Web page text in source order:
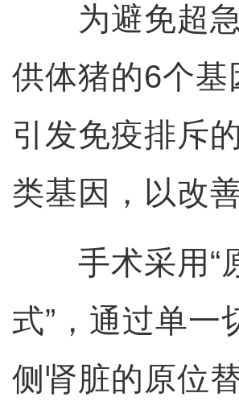
为避免超急
供体猪的6个
引发免疫排斥
类基因，以改
手术采用“
式”，通过单一
侧肾脏的原位